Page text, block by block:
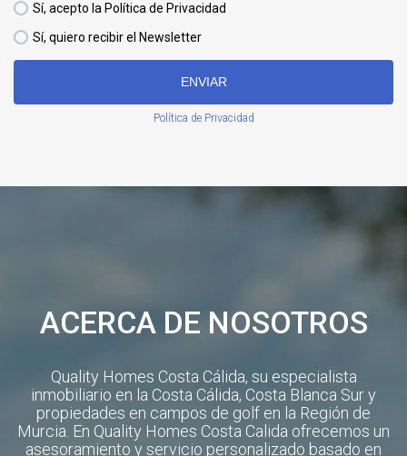
Sí, acepto la Política de Privacidad
Sí, quiero recibir el Newsletter
ENVIAR
Política de Privacidad
ACERCA DE NOSOTROS
Quality Homes Costa Cálida, su especialista
inmobiliario en la Costa Cálida, Costa Blanca Sur y
propiedades en campos de golf en la Región de
Murcia. En Quality Homes Costa Calida ofrecemos un
asesoramiento y servicio personalizado basado en